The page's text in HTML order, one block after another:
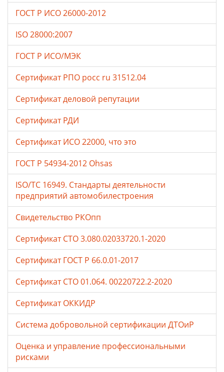
ГОСТ Р ИСО 26000-2012
ISO 28000:2007
ГОСТ Р ИСО/МЭК
Сертификат РПО росс ru 31512.04
Сертификат деловой репутации
Сертификат РДИ
Сертификат ИСО 22000, что это
ГОСТ Р 54934-2012 Ohsas
ISO/TC 16949. Стандарты деятельности
предприятий автомобилестроения
Свидетельство РКОпп
Сертификат СТО 3.080.02033720.1-2020
Сертификат ГОСТ Р 66.0.01-2017
Сертификат СТО 01.064. 00220722.2-2020
Сертификат ОККИДР
Система добровольной сертификации ДТОиР
Оценка и управление профессиональными
рисками